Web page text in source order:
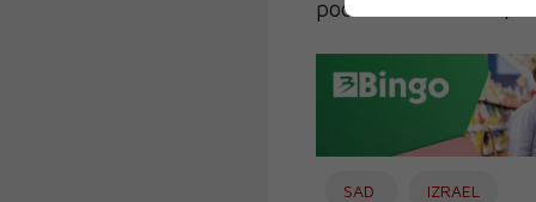
podržava u Libanu,
SAD IZRAEL